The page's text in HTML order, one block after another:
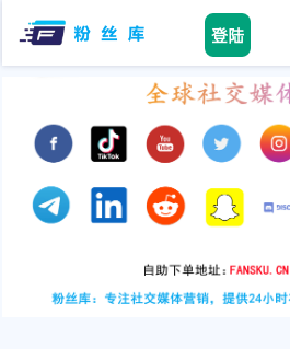
登陆
首页
tiktok
youtube
instagram